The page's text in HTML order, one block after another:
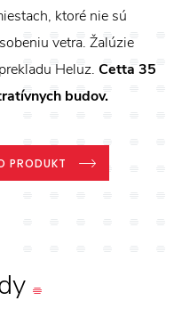
ktoré nie sú
vetra. Žalúzie
Heluz. Cetta 35
budov.
PRODUKT